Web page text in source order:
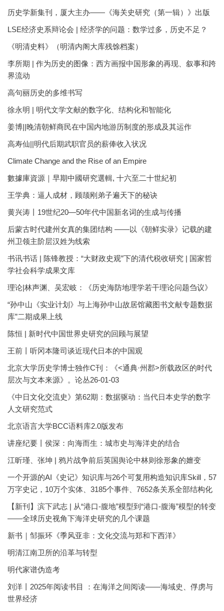
历史学新集刊，厦大主办——《海关史研究（第一辑）》出版
LSE经济史系辩论会 | 经济学的问题：数学过多，历史不足？
《明清史料》（明清内阁大库残馀档案）
李所期 | 作为历史的图像：西方画报中国形象的再现、叙事和跨
界流动
高句丽历史的多维书写
徐永明 | 明代文学文献的数字化、结构化和智能化
姜博||晚清朝鲜商民在中国内地游历制度的形成及其运作
高寿仙||明代后期武职官员的薪俸收入状况
Climate Change and the Rise of an Empire
數據庫資源｜早期中國研究選輯, 十六至二十世紀初
王学典：逼人成材，顾颉刚弟子遍天下的秘诀
黄兴涛丨19世纪20—50年代中国新名词的生成与传播
后蒙古时代建州女真的集团结构 ——以《朝鲜实录》记载的建
州卫领主阶层汉姓为线索
书讯书话 | 陈锋教授：“大财政史观”下的清代税收研究 | 国家哲
学社会科学成果文库
理论|林声渊、吴宏岐：《历史海防地理学若干理论问题刍议》
“孙中山《实业计划》与上海孙中山故居馆藏图书文献专题数据
库”二期成果上线
陈恒 | 新时代中国世界史研究的回顾与展望
王前丨听冈本隆司谈近现代日本的中国观
北京大学历史学博士独作C刊：《<通典·州郡>所载政区的时代
层次与文本来源》。论丛26-01-03
《中日文化交流史》第62期：数据驱动：当代日本史学的数字
人文研究范式
北京语言大学BCC语料库2.0版发布
讲座纪要丨侯深：向海而生：城市史与海洋史的结合
江昕瑾、张坤 | 鸦片战争前后英国舆论中林则徐形象的嬗变
一个开源的AI《史记》知识库与26个可复用构造知识库Skill，57
万字史记，10万个实体、3185个事件、7652条关系全部结构化
【新刊】滨下武志 | 从“港口-腹地”模型到“港口-腹海”模型的转变
——全球历史视角下海洋史研究的几个课题
新书｜邹振环《季风亚非：文化交流与郑和下西洋》
明清江南卫所的沿革与转型
明代家谱伪造考
刘洋丨2025年阅读书目 ：在海洋之间阅读——海域史、俘虏与
世界经济